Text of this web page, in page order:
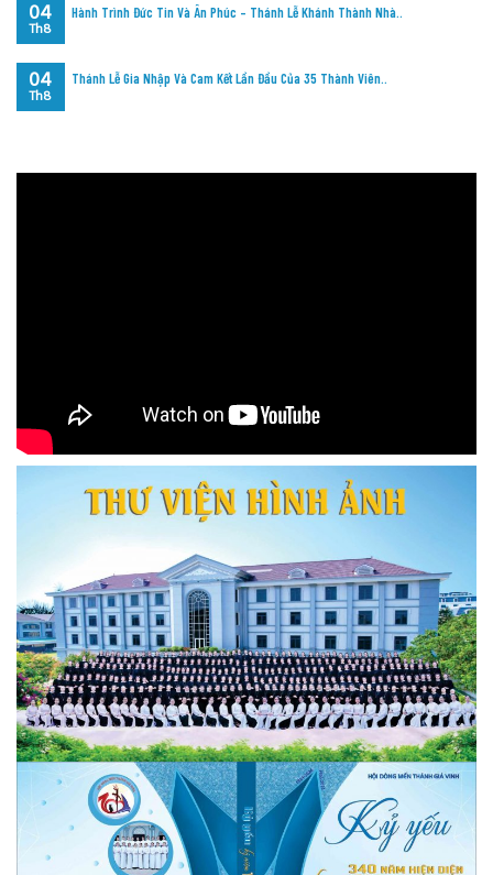
Hành Trình Đức Tin Và Ân Phúc – Thánh Lễ Khánh Thành Nhà..
04
Th8
Thánh Lễ Gia Nhập Và Cam Kết Lần Đầu Của 35 Thành Viên..
04
Th8